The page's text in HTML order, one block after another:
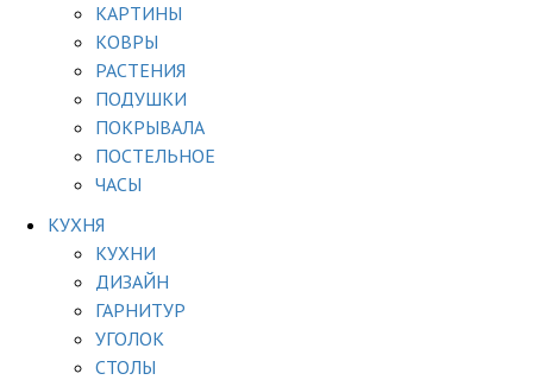
КАРТИНЫ
КОВРЫ
РАСТЕНИЯ
ПОДУШКИ
ПОКРЫВАЛА
ПОСТЕЛЬНОЕ
ЧАСЫ
КУХНЯ
КУХНИ
ДИЗАЙН
ГАРНИТУР
УГОЛОК
СТОЛЫ